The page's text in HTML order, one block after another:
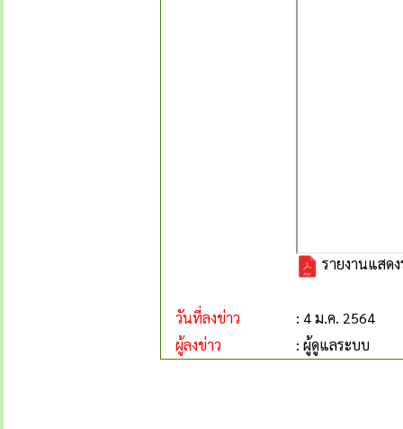
รายงานแสด
วันที่ลงข่าว
: 4 ม.ค. 2564
ผู้ลงข่าว
: ผู้ดูแลระบบ